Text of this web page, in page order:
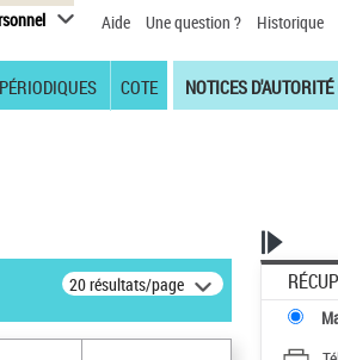
Aide Une question ? Historique
PÉRIODIQUES COTE NOTICES D'AUTORITÉ
20 résultats/page